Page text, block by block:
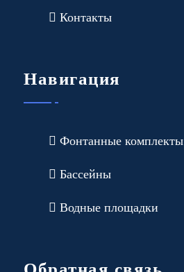
Контакты
Навигация
Фонтанные комплекты
Бассейны
Водные площадки